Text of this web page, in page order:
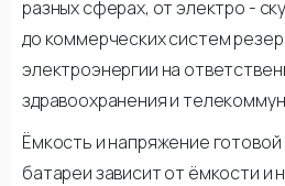
разных сферах, от электро -
до коммерческих систем
электроэнергии на
здравоохранения и
Ёмкость и напряжение
батареи зависит от ёмкости и